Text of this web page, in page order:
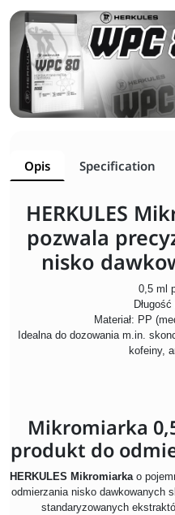
Opis Specification
HERKULES
pozwala
nisko
0,5 ml
Materiał: PP
Idealna do dozowania m.in.
kofeiny,
Mikromiarka
produkt do
HERKULES Mikromiarkao
odmierzania nisko dawkowanych
standaryzowanych